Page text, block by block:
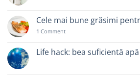
Cele mai bune grăsimi
1 Comment
Life hack: bea suficientă